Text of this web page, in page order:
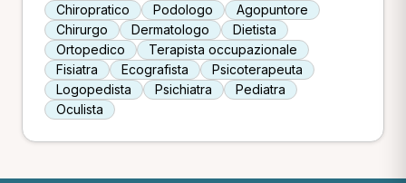
Chiropratico
Podologo
Agopuntore
Chirurgo
Dermatologo
Dietista
Ortopedico
Terapista occupazionale
Fisiatra
Ecografista
Psicoterapeuta
Logopedista
Psichiatra
Pediatra
Oculista